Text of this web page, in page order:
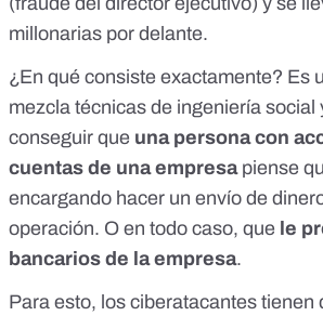
millonarias por delante.
¿En qué consiste exactamente? Es
mezcla técnicas de ingeniería social
conseguir que una persona con
cuentas de una empresapiense
encargando hacer un envío de
operación. O en todo caso, que le
bancarios de la empresa.
Para esto, los ciberatacantes tienen